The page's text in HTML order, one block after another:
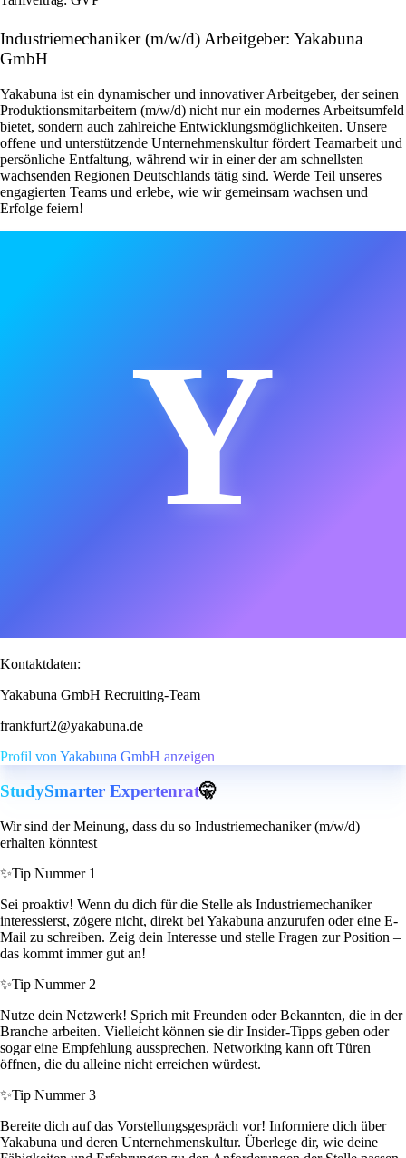
Industriemechaniker (m/w/d) Arbeitgeber: Yakabuna
GmbH
Yakabuna ist ein dynamischer und innovativer Arbeitgeber, der seinen
Produktionsmitarbeitern (m/w/d) nicht nur ein modernes Arbeitsumfeld
bietet, sondern auch zahlreiche Entwicklungsmöglichkeiten. Unsere
offene und unterstützende Unternehmenskultur fördert Teamarbeit und
persönliche Entfaltung, während wir in einer der am schnellsten
wachsenden Regionen Deutschlands tätig sind. Werde Teil unseres
engagierten Teams und erlebe, wie wir gemeinsam wachsen und
Erfolge feiern!
Y
Kontaktdaten:
Yakabuna GmbH Recruiting-Team
frankfurt2@yakabuna.de
Profil von Yakabuna GmbH anzeigen
StudySmarter Expertenrat🤫
Wir sind der Meinung, dass du so Industriemechaniker (m/w/d)
erhalten könntest
✨Tip Nummer 1
Sei proaktiv! Wenn du dich für die Stelle als Industriemechaniker
interessierst, zögere nicht, direkt bei Yakabuna anzurufen oder eine E-
Mail zu schreiben. Zeig dein Interesse und stelle Fragen zur Position –
das kommt immer gut an!
✨Tip Nummer 2
Nutze dein Netzwerk! Sprich mit Freunden oder Bekannten, die in der
Branche arbeiten. Vielleicht können sie dir Insider-Tipps geben oder
sogar eine Empfehlung aussprechen. Networking kann oft Türen
öffnen, die du alleine nicht erreichen würdest.
✨Tip Nummer 3
Bereite dich auf das Vorstellungsgespräch vor! Informiere dich über
Yakabuna und deren Unternehmenskultur. Überlege dir, wie deine